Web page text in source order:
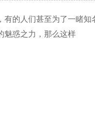
有的人们甚至为了一睹
魅惑之力，那么这样